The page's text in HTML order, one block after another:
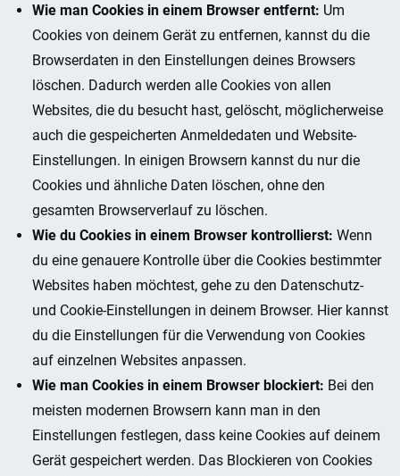
Wie man Cookies in einem Browser entfernt: Um
Cookies von deinem Gerät zu entfernen, kannst du die
Browserdaten in den Einstellungen deines Browsers
löschen. Dadurch werden alle Cookies von allen
Websites, die du besucht hast, gelöscht, möglicherweise
auch die gespeicherten Anmeldedaten und Website-
Einstellungen. In einigen Browsern kannst du nur die
Cookies und ähnliche Daten löschen, ohne den
gesamten Browserverlauf zu löschen.
Wie du Cookies in einem Browser kontrollierst: Wenn
du eine genauere Kontrolle über die Cookies bestimmter
Websites haben möchtest, gehe zu den Datenschutz-
und Cookie-Einstellungen in deinem Browser. Hier kannst
du die Einstellungen für die Verwendung von Cookies
auf einzelnen Websites anpassen.
Wie man Cookies in einem Browser blockiert: Bei den
meisten modernen Browsern kann man in den
Einstellungen festlegen, dass keine Cookies auf deinem
Gerät gespeichert werden. Das Blockieren von Cookies